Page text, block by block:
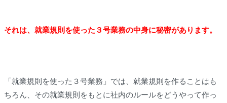
それは、就業規則を使った３号業務の中身に秘密があります。
「就業規則を使った３号業務」では、就業規則を作ることはも
ちろん、その就業規則をもとに社内のルールをどうやって作っ